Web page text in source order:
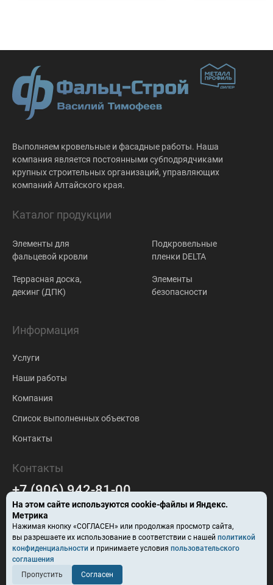
Выполняем кровельные и фасадные работы. Наша
компания является постоянными субподрядчиками
крупных строительных организаций, управляющих
компаний Алтайского края.
Каталог продукции
Элементы для
фальцевой кровли
Террасная доска,
декинг (ДПК)
Подкровельные
пленки DELTA
Элементы
безопасности
Информация
Услуги
Наши работы
Компания
Список выполненных объектов
Контакты
Контакты
+7 (906) 942-81-00
falc-stroy@mail.ru
Барнаул
ул. Ползунова, здание 57В
На этом сайте используются cookie-файлы и Яндекс.
Метрика
Нажимая кнопку «СОГЛАСЕН» или продолжая просмотр сайта,
вы разрешаете их использование в соответствии с нашей политикой
конфиденциальности и принимаете условия пользовательского
соглашения
Пропустить
Согласен